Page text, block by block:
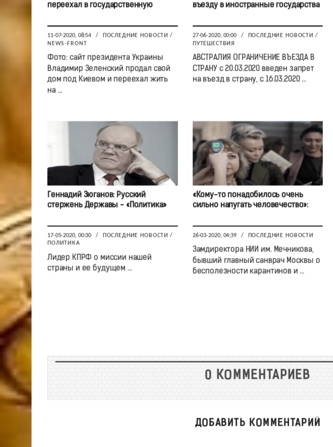
переехал в государственную
11-07-2020, 08:54 / ПОСЛЕДНИЕ НОВОСТИ /
NEWS-FRONT
Фото: сайт президента Украины
Владимир Зеленский продал свой
дом под Киевом и переехал жить
на ...
въезду в иностранные государства
27-06-2020, 00:00 / ПОСЛЕДНИЕ НОВОСТИ /
ПУТЕШЕСТВИЯ
АВСТРАЛИЯ ОГРАНИЧЕНИЕ ВЪЕЗДА В
СТРАНУ с 20.03.2020 введен запрет
на въезд в страну, с 16.03.2020 ...
Геннадий Зюганов: Русский
стержень Державы - «Политика»
17-05-2020, 00:30 / ПОСЛЕДНИЕ НОВОСТИ /
ПОЛИТИКА
Лидер КПРФ о миссии нашей
страны и ее будущем ...
«Кому-то понадобилось очень
сильно напугать человечество»:
26-03-2020, 04:39 / ПОСЛЕДНИЕ НОВОСТИ
Замдиректора НИИ им. Мечникова,
бывший главный санврач Москвы о
бесполезности карантинов и ...
0 КОММЕНТАРИЕВ
ДОБАВИТЬ КОММЕНТАРИЙ